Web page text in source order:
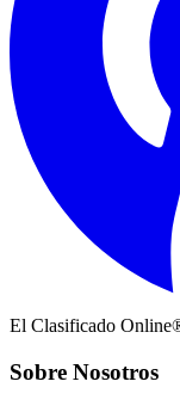
El Clasificado
Sobre Nosotros